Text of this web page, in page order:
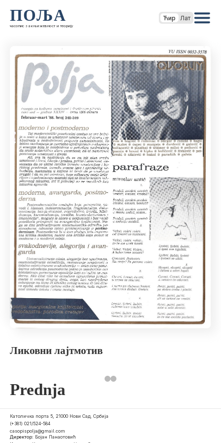
ПОЉА
часопис за књижевност и теорију
Ћир Лат
Ликовни лајтмотив
Prednja
Католичка порта 5, 21000 Нови Сад, Србија
(+381) 021/524-584
casopispolja@gmail.com
Директор: Бојан Панаотовић